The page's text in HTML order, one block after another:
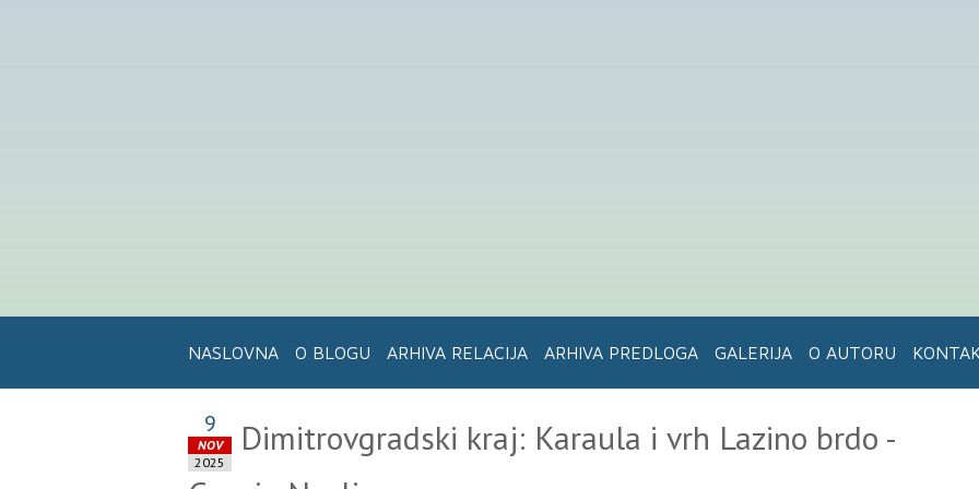
NASLOVNA O BLOGU ARHIVA RELACIJA ARHIVA PREDLOGA GALERIJA O AUTORU
9
NOV
2025
Dimitrovgradski kraj: Karaula i vrh Lazino brdo -